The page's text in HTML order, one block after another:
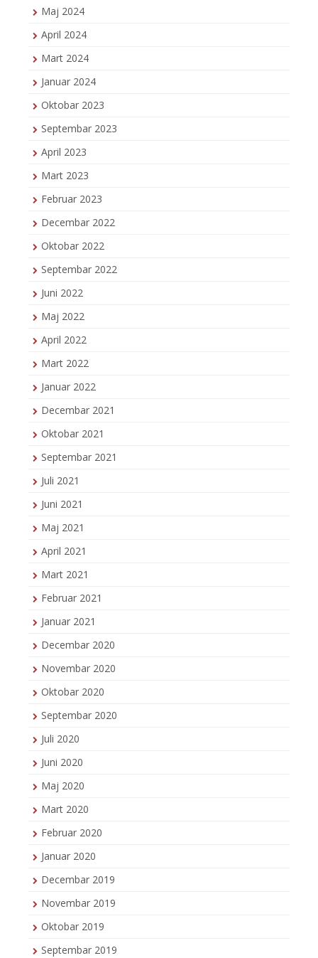
Maj 2024
April 2024
Mart 2024
Januar 2024
Oktobar 2023
Septembar 2023
April 2023
Mart 2023
Februar 2023
Decembar 2022
Oktobar 2022
Septembar 2022
Juni 2022
Maj 2022
April 2022
Mart 2022
Januar 2022
Decembar 2021
Oktobar 2021
Septembar 2021
Juli 2021
Juni 2021
Maj 2021
April 2021
Mart 2021
Februar 2021
Januar 2021
Decembar 2020
Novembar 2020
Oktobar 2020
Septembar 2020
Juli 2020
Juni 2020
Maj 2020
Mart 2020
Februar 2020
Januar 2020
Decembar 2019
Novembar 2019
Oktobar 2019
Septembar 2019